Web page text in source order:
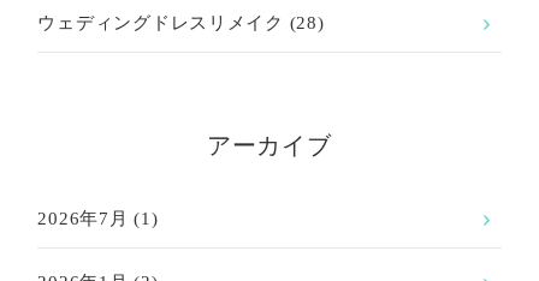
ウェディングドレスリメイク (28)
アーカイブ
2026年7月 (1)